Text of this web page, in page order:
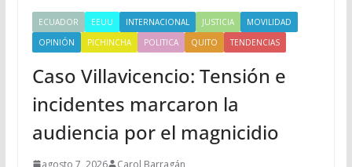
ECUADOR EEUU INTERNACIONAL JUSTICIA
MOVILIDAD
OPINIÓN
PICHINCHA POLITICA QUITO TENDENCIAS
Caso Villavicencio: Tensión e
incidentes marcaron la
audiencia por el magnicidio
agosto 7, 2026 Carol Barragán